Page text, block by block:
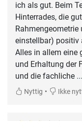
ich als gut. Beim
Hinterrades, die
Rahmengeometrie
einstellbar)
Alles in allem eine
und Erhaltung der
und die fachliche
Nyttig • Ikke